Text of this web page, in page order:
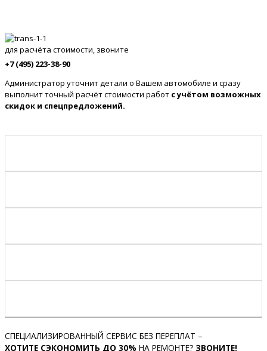
для расчёта стоимости, звоните
+7 (495) 223-38-90
Администратор уточнит детали о Вашем автомобиле и сразу
выполнит точный расчёт стоимости работ с учётом возможных
скидок и спецпредложений.
СПЕЦИАЛИЗИРОВАННЫЙ СЕРВИС БЕЗ ПЕРЕПЛАТ –
ХОТИТЕ СЭКОНОМИТЬ ДО 30% НА РЕМОНТЕ? ЗВОНИТЕ!